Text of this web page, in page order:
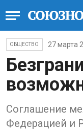
ОБЩЕСТВО 27 марта
Соглашение
Федерацией и